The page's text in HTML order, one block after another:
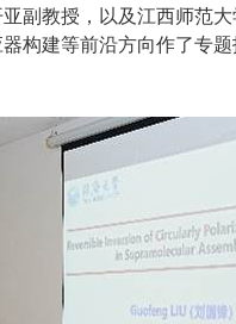
副教授，以及江西师范
构建等前沿方向作了专